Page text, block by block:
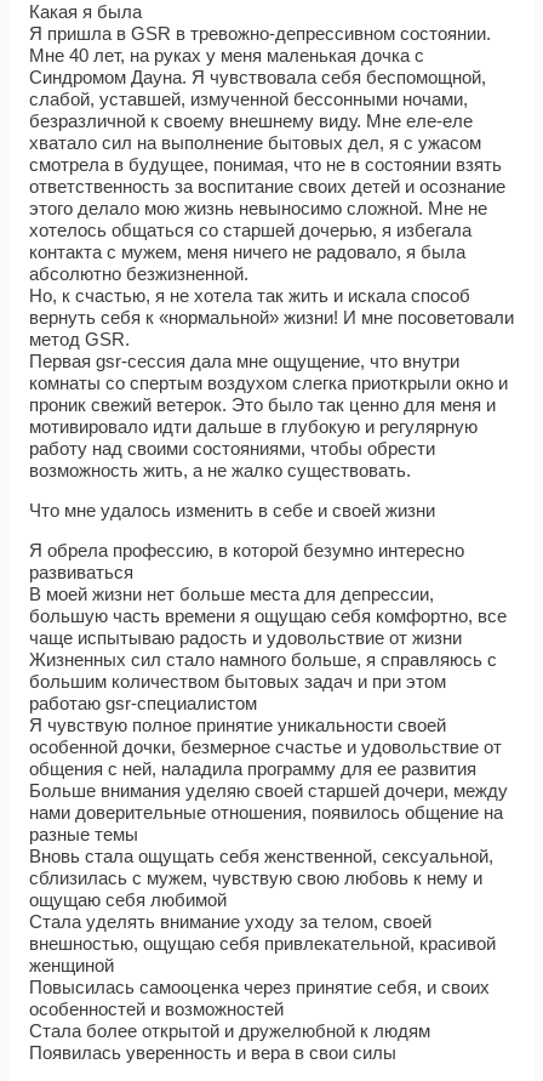
Какая я была
Я пришла в GSR в тревожно-депрессивном состоянии.
Мне 40 лет, на руках у меня маленькая дочка с
Синдромом Дауна. Я чувствовала себя беспомощной,
слабой, уставшей, измученной бессонными ночами,
безразличной к своему внешнему виду. Мне еле-еле
хватало сил на выполнение бытовых дел, я с ужасом
смотрела в будущее, понимая, что не в состоянии взять
ответственность за воспитание своих детей и осознание
этого делало мою жизнь невыносимо сложной. Мне не
хотелось общаться со старшей дочерью, я избегала
контакта с мужем, меня ничего не радовало, я была
абсолютно безжизненной.
Но, к счастью, я не хотела так жить и искала способ
вернуть себя к «нормальной» жизни! И мне посоветовали
метод GSR.
Первая gsr-сессия дала мне ощущение, что внутри
комнаты со спертым воздухом слегка приоткрыли окно и
проник свежий ветерок. Это было так ценно для меня и
мотивировало идти дальше в глубокую и регулярную
работу над своими состояниями, чтобы обрести
возможность жить, а не жалко существовать.
Что мне удалось изменить в себе и своей жизни
Я обрела профессию, в которой безумно интересно
развиваться
В моей жизни нет больше места для депрессии,
большую часть времени я ощущаю себя комфортно, все
чаще испытываю радость и удовольствие от жизни
Жизненных сил стало намного больше, я справляюсь с
большим количеством бытовых задач и при этом
работаю gsr-специалистом
Я чувствую полное принятие уникальности своей
особенной дочки, безмерное счастье и удовольствие от
общения с ней, наладила программу для ее развития
Больше внимания уделяю своей старшей дочери, между
нами доверительные отношения, появилось общение на
разные темы
Вновь стала ощущать себя женственной, сексуальной,
сблизилась с мужем, чувствую свою любовь к нему и
ощущаю себя любимой
Стала уделять внимание уходу за телом, своей
внешностью, ощущаю себя привлекательной, красивой
женщиной
Повысилась самооценка через принятие себя, и своих
особенностей и возможностей
Стала более открытой и дружелюбной к людям
Появилась уверенность и вера в свои силы